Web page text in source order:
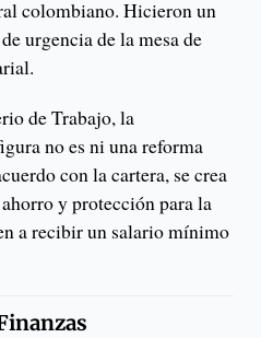
colombiano. Hicieron un
urgencia de la mesa de
de Trabajo, la
no es ni una reforma
con la cartera, se crea
y protección para la
a recibir un salario mínimo